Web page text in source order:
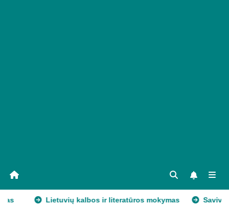
ir literatūros mokymas Savivaldybių rinkimai ir merai